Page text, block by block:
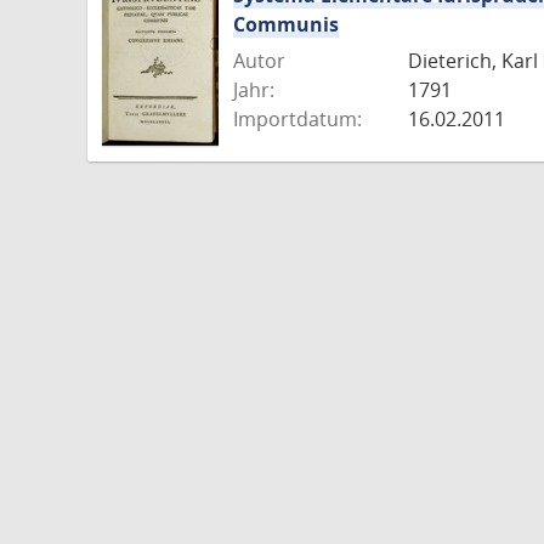
Communis
Autor
Dieterich, Karl
Jahr:
1791
Importdatum:
16.02.2011